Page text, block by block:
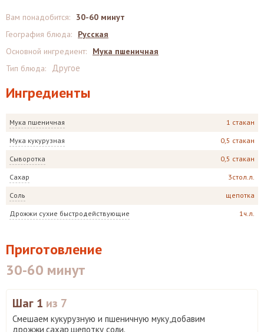
Ингредиенты
Мука пшеничная 1 стакан
Мука кукурузная 0,5 стакан
Сыворотка 0,5 стакан
Сахар 3стол.л.
Соль щепотка
Дрожжи сухие быстродействующие 1ч.л.
Вам понадобится:
30-60 минут
География блюда:
Русская
Основной ингредиент:
Мука пшеничная
Тип блюда: Другое
Приготовление
30-60 минут
Шаг 1 из 7
Смешаем кукурузную и пшеничную муку,добавим
дрожжи,сахар,щепотку соли.